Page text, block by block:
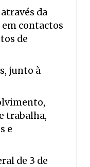
da
em contactos
de
junto à
trabalha,
e
de 3 de